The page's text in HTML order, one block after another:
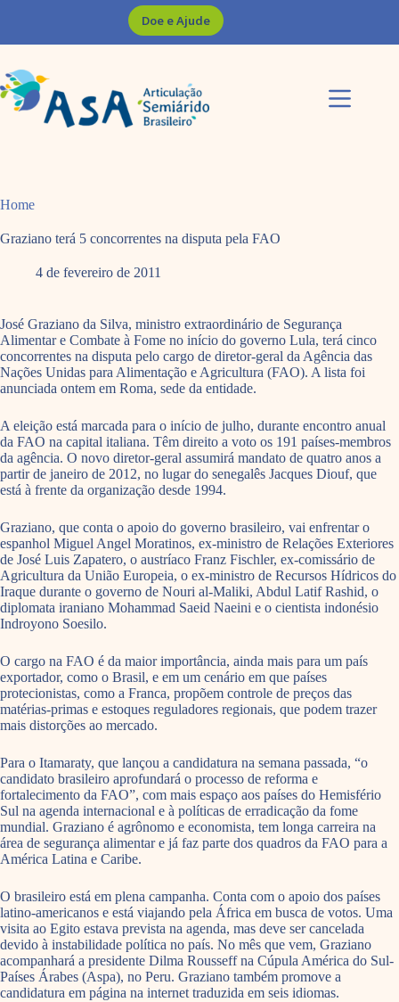
Doe e Ajude
Home
Graziano terá 5 concorrentes na disputa pela FAO
4 de fevereiro de 2011
José Graziano da Silva, ministro extraordinário de Segurança
Alimentar e Combate à Fome no início do governo Lula, terá cinco
concorrentes na disputa pelo cargo de diretor-geral da Agência das
Nações Unidas para Alimentação e Agricultura (FAO). A lista foi
anunciada ontem em Roma, sede da entidade.
A eleição está marcada para o início de julho, durante encontro anual
da FAO na capital italiana. Têm direito a voto os 191 países-membros
da agência. O novo diretor-geral assumirá mandato de quatro anos a
partir de janeiro de 2012, no lugar do senegalês Jacques Diouf, que
está à frente da organização desde 1994.
Graziano, que conta o apoio do governo brasileiro, vai enfrentar o
espanhol Miguel Angel Moratinos, ex-ministro de Relações Exteriores
de José Luis Zapatero, o austríaco Franz Fischler, ex-comissário de
Agricultura da União Europeia, o ex-ministro de Recursos Hídricos do
Iraque durante o governo de Nouri al-Maliki, Abdul Latif Rashid, o
diplomata iraniano Mohammad Saeid Naeini e o cientista indonésio
Indroyono Soesilo.
O cargo na FAO é da maior importância, ainda mais para um país
exportador, como o Brasil, e em um cenário em que países
protecionistas, como a Franca, propõem controle de preços das
matérias-primas e estoques reguladores regionais, que podem trazer
mais distorções ao mercado.
Para o Itamaraty, que lançou a candidatura na semana passada, “o
candidato brasileiro aprofundará o processo de reforma e
fortalecimento da FAO”, com mais espaço aos países do Hemisfério
Sul na agenda internacional e à políticas de erradicação da fome
mundial. Graziano é agrônomo e economista, tem longa carreira na
área de segurança alimentar e já faz parte dos quadros da FAO para a
América Latina e Caribe.
O brasileiro está em plena campanha. Conta com o apoio dos países
latino-americanos e está viajando pela África em busca de votos. Uma
visita ao Egito estava prevista na agenda, mas deve ser cancelada
devido à instabilidade política no país. No mês que vem, Graziano
acompanhará a presidente Dilma Rousseff na Cúpula América do Sul-
Países Árabes (Aspa), no Peru. Graziano também promove a
candidatura em página na internet traduzida em seis idiomas.